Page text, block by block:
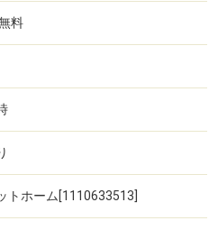
料
トホーム[1110633513]